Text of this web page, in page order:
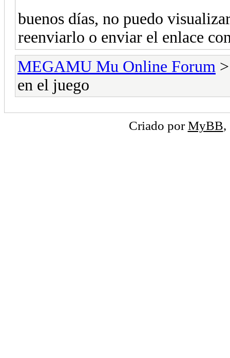
buenos días, no puedo
reenviarlo o enviar el enlace
MEGAMU Mu Online Forum
en el juego
Criado porMyBB,